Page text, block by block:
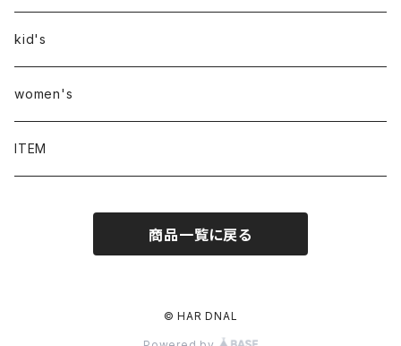
kid's
women's
ITEM
商品一覧に戻る
© HAR DNAL